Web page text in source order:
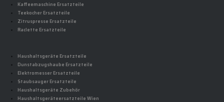
Kaffeemaschine Ersatzteile
Teekocher Ersatzteile
Zitruspresse Ersatzteile
Raclette Ersatzteile
Haushaltsgeräte Ersatzteile
Dunstabzugshaube Ersatzteile
Elektromesser Ersatzteile
Staubsauger Ersatzteile
Haushaltsgeräte Zubehör
Haushaltsgeräteersatzteile Wien